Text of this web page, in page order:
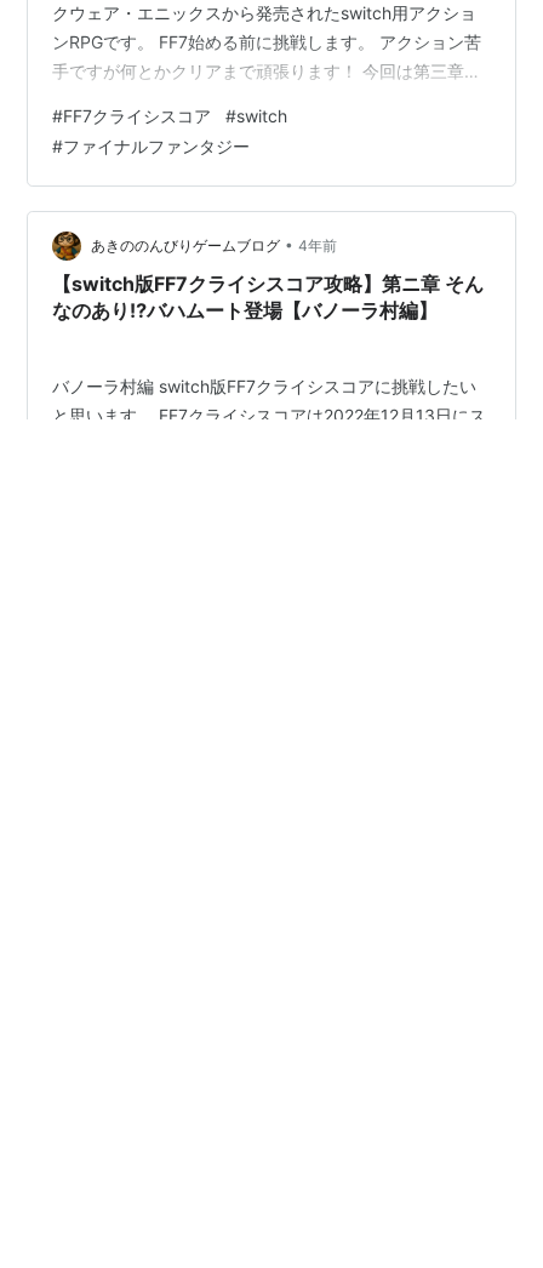
クウェア・エニックスから発売されたswitch用アクショ
ンRPGです。 FF7始める前に挑戦します。 アクション苦
手ですが何とかクリアまで頑張ります！ 今回は第三章に
いエアリスも登場♪ それではどうぞ(^_^)/
www.youtube.com 前回の様子はこちらから↓↓↓
www.youtube.com おすすめ動画はこちらから↓↓↓
【SFC版ドラクエ５攻略23】極悪モンスターに泣かされ
ます【封印の洞窟編】 - YouT…
#FF7クライシスコア #switch
#ファイナルファンタジー
あきののんびりゲームブログ • 4年前
【switch版FF7クライシスコア攻略】第ニ章 そん
なのあり⁉バハムート登場【バノーラ村編】